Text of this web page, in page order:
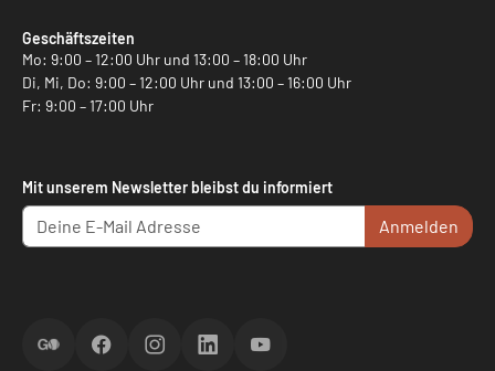
Geschäftszeiten
Mo: 9:00 – 12:00 Uhr und 13:00 – 18:00 Uhr
Di, Mi, Do: 9:00 – 12:00 Uhr und 13:00 – 16:00 Uhr
Fr: 9:00 – 17:00 Uhr
Mit unserem Newsletter bleibst du informiert
Anmelden
ScoreGOFacebookInstagramLinkedInYouTube